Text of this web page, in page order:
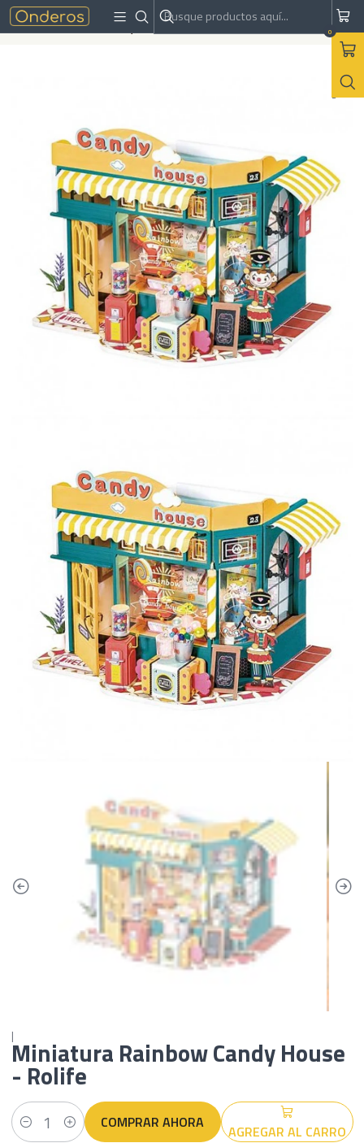
0
Inicio Armables Miniaturas
Miniatura Rainbow Candy House - Rolife
|Miniatura Rainbow Candy House
- Rolife
Cantidad AGREGAR AL CARRO
COMPRAR AHORA